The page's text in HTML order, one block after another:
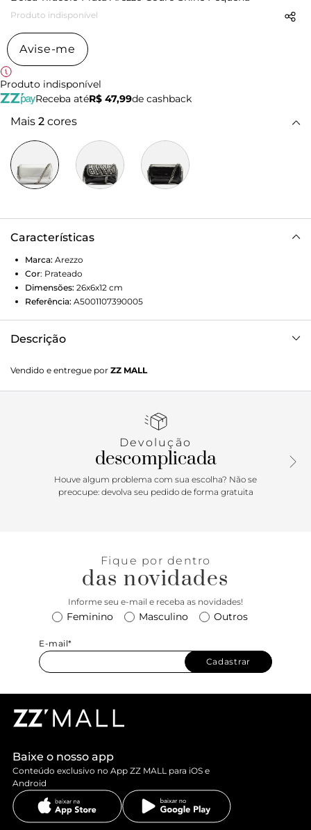
Produto indisponível
Avise-me
Produto indisponível
Receba atéR$ 47,99de cashback
Mais 2 cores
Características
Marca: Arezzo
Cor: Prateado
Dimensões: 26x6x12 cm
Referência: A5001107390005
Descrição
acessório tem formato retangular, laterais arredondadas e
acabamento brilhante. Traz alça lateral fina em tira e
Com inscrição metálica do nome da marca na capa.
Vendido e entregue por ZZ MALL
Devolução
descomplicada
Houve algum problema com sua escolha? Não se
preocupe: devolva seu pedido de forma gratuita
Fique por dentro
das novidades
Informe seu e-mail e receba as novidades!
Feminino Masculino Outros
E-mail*
Cadastrar
Baixe o nosso app
Conteúdo exclusivo no App ZZ MALL para iOS e
Android